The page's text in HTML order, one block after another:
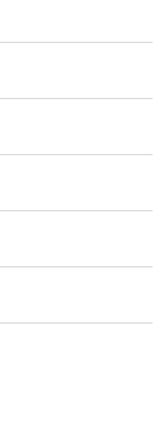
quỹ Chứng